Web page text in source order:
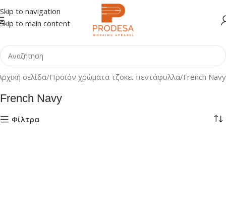
Skip to navigation
Skip to main content
σελίδα Προϊόν χρώματα τζοκει πεντάφυλλα French Navy
French Navy
Φίλτρα